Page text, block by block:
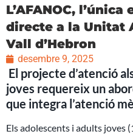
L’AFANOC,
directe a la Unitat
Vall d’Hebron
desembre 9, 2025
El projecte d’atenció
joves requereix un
que integra l’atenció
Els adolescents i adults joves